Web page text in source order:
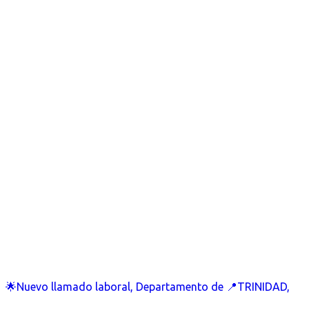
🌟Nuevo llamado laboral, Departamento de 📍TRINIDAD,